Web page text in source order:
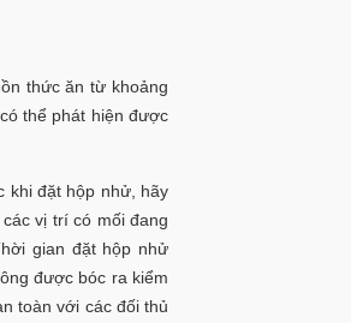
thức ăn từ khoảng
thể phát hiện được
khi đặt hộp nhử, hãy
vị trí có mối đang
gian đặt hộp nhử
được bóc ra kiểm
toàn với các đối thủ